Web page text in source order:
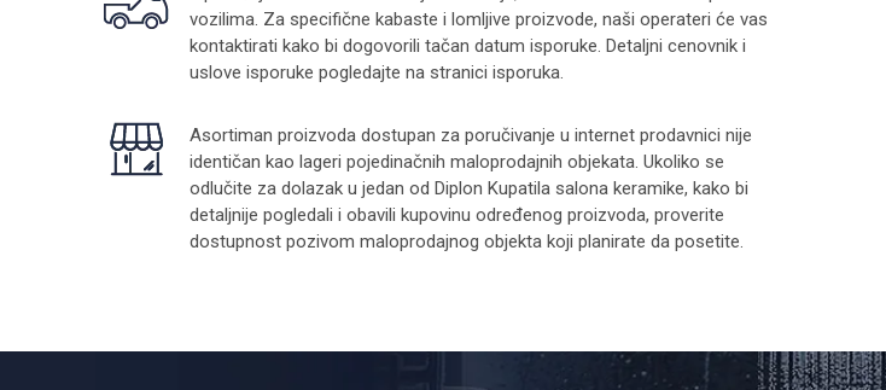
vozilima. Za specifične kabaste i lomljive proizvode, naši operateri će vas
kontaktirati kako bi dogovorili tačan datum isporuke. Detaljni cenovnik i
uslove isporuke pogledajte na straniciisporuka.
Asortiman proizvoda dostupan za poručivanje u internet prodavnici nije
identičan kao lageri pojedinačnih maloprodajnih objekata. Ukoliko se
odlučite za dolazak u jedan od Diplon Kupatila salona keramike, kako bi
detaljnije pogledali i obavili kupovinu određenog proizvoda, proverite
dostupnost pozivom maloprodajnog objekta koji planirate da posetite.